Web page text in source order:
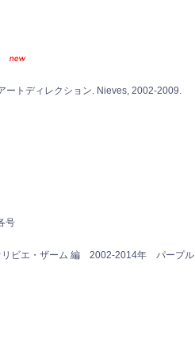
ートディレクション. Nieves, 2002-2009.
号
リビエ・ザーム 編 2002-2014年 パープル